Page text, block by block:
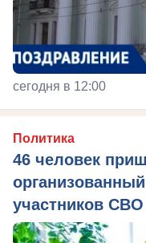
сегодня в 12:00
Политика
46 человек
участников